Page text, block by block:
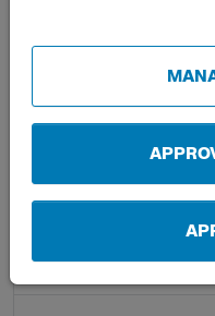
Körkarlens gata A
Rambergsvallen D
Sägengatan A